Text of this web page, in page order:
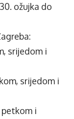
ožujka do
i
srijedom i
i